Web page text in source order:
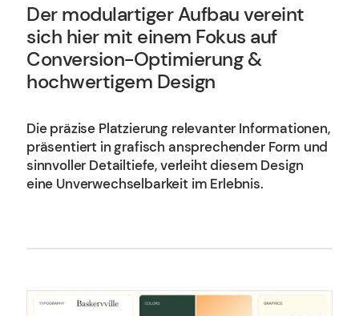
Der modulartiger Aufbau vereint
sich hier mit einem Fokus auf
Conversion-Optimierung &
hochwertigem Design
Die präzise Platzierung relevanter Informationen,
präsentiert in grafisch ansprechender Form und
sinnvoller Detailtiefe, verleiht diesem Design
eine Unverwechselbarkeit im Erlebnis.